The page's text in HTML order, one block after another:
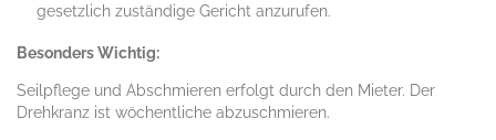
gesetzlich zuständige Gericht anzurufen.
Besonders Wichtig:
Seilpflege und Abschmieren erfolgt durch den Mieter. Der
Drehkranz ist wöchentliche abzuschmieren.